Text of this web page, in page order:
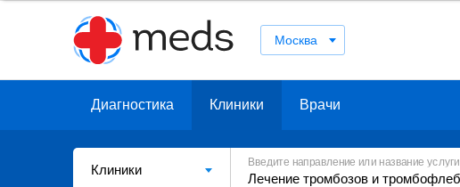
Москва
Диагностика Клиники Врачи
Клиники
Введите направление или название услуги